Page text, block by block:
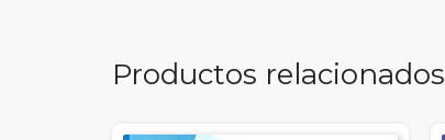
Productos relacionados